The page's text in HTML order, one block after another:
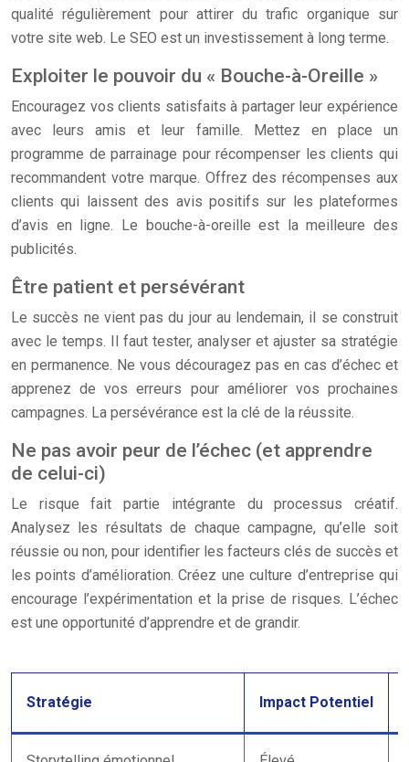
qualité régulièrement pour attirer du trafic organique sur
votre site web. Le SEO est un investissement à long terme.
Exploiter le pouvoir du « Bouche-à-Oreille »
Encouragez vos clients satisfaits à partager leur expérience
avec leurs amis et leur famille. Mettez en place un
programme de parrainage pour récompenser les clients qui
recommandent votre marque. Offrez des récompenses aux
clients qui laissent des avis positifs sur les plateformes
d’avis en ligne. Le bouche-à-oreille est la meilleure des
publicités.
Être patient et persévérant
Le succès ne vient pas du jour au lendemain, il se construit
avec le temps. Il faut tester, analyser et ajuster sa stratégie
en permanence. Ne vous découragez pas en cas d’échec et
apprenez de vos erreurs pour améliorer vos prochaines
campagnes. La persévérance est la clé de la réussite.
Ne pas avoir peur de l’échec (et apprendre
de celui-ci)
Le risque fait partie intégrante du processus créatif.
Analysez les résultats de chaque campagne, qu’elle soit
réussie ou non, pour identifier les facteurs clés de succès et
les points d’amélioration. Créez une culture d’entreprise qui
encourage l’expérimentation et la prise de risques. L’échec
est une opportunité d’apprendre et de grandir.
Stratégie Impact Potentiel